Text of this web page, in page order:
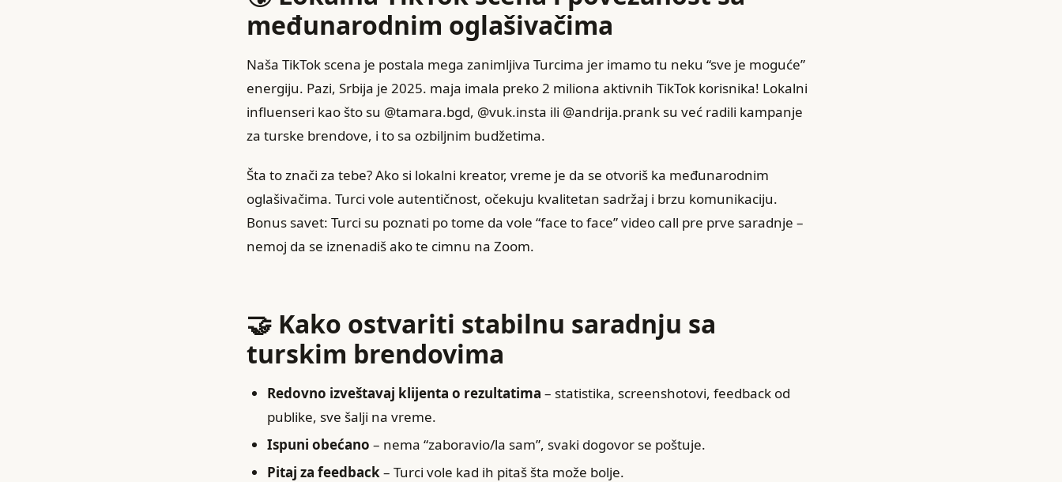
međunarodnim oglašivačima
Naša TikTok scena je postala mega zanimljiva Turcima jer imamo tu neku “sve je moguće”
energiju. Pazi, Srbija je 2025. maja imala preko 2 miliona aktivnih TikTok korisnika! Lokalni
influenseri kao što su @tamara.bgd, @vuk.insta ili @andrija.prank su već radili kampanje
za turske brendove, i to sa ozbiljnim budžetima.
Šta to znači za tebe? Ako si lokalni kreator, vreme je da se otvoriš ka međunarodnim
oglašivačima. Turci vole autentičnost, očekuju kvalitetan sadržaj i brzu komunikaciju.
Bonus savet: Turci su poznati po tome da vole “face to face” video call pre prve saradnje –
nemoj da se iznenadiš ako te cimnu na Zoom.
🤝 Kako ostvariti stabilnu saradnju sa
turskim brendovima
Redovno izveštavaj klijenta o rezultatima – statistika, screenshotovi, feedback od
publike, sve šalji na vreme.
Ispuni obećano – nema “zaboravio/la sam”, svaki dogovor se poštuje.
Pitaj za feedback– Turci vole kad ih pitaš šta može bolje.